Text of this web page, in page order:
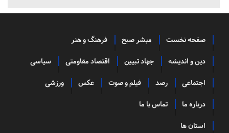
صفحه نخست مبشر صبح فرهنگ و هنر
دین و اندیشه جهاد تبیین اقتصاد مقاومتی سیاسی
اجتماعی رصد فیلم و صوت عکس ورزشی
درباره ما تماس با ما
استان ها